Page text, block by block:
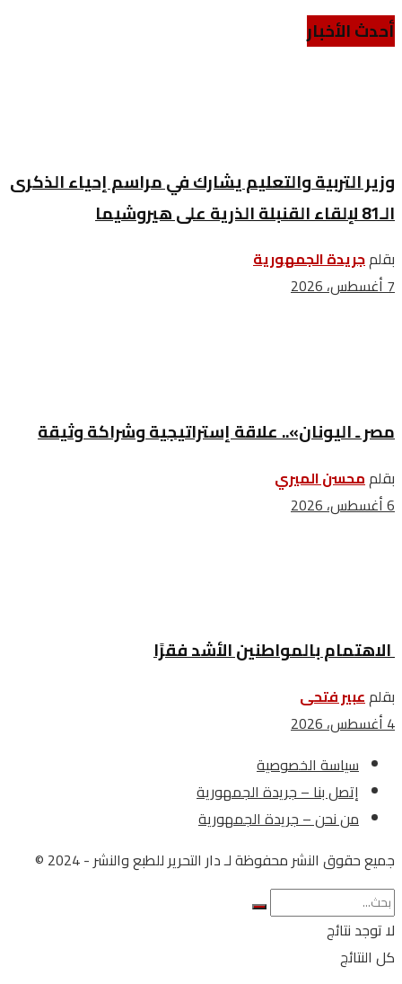
أحدث الأخبار
وزير التربية والتعليم يشارك في مراسم إحياء الذكرى
الـ81 لإلقاء القنبلة الذرية على هيروشيما
بقلمجريدة الجمهورية
7 أغسطس، 2026
مصر ـ اليونان».. علاقة إستراتيجية وشراكة وثيقة
بقلممحسن الميري
6 أغسطس، 2026
الاهتمام بالمواطنين الأشد فقرًا
بقلمعبير فتحى
4 أغسطس، 2026
سياسة الخصوصية
إتصل بنا – جريدة الجمهورية
من نحن – جريدة الجمهورية
جميع حقوق النشر محفوظة لـ دار التحرير للطبع والنشر - 2024 ©
لا توجد نتائج
كل النتائج